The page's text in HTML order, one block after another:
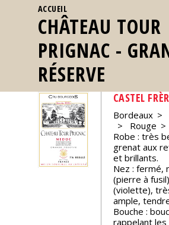
À
la
une
Reportages
Nos
événements
Spiritueux
VOUS ÊTES ICI
ACCUEIL
CHÂTEAU TOUR
PRIGNAC -
RÉSERVE
CASTEL
Bordeaux
Rouge
Robe : très
grenat aux
et brillants.
Nez : fermé,
(pierre à
(violette),
ample,
Bouche :
rappelant les